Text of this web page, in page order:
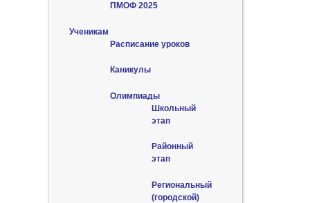
ПМОФ 2025
Ученикам
Расписание уроков
Каникулы
Олимпиады
Школьный
этап
Районный
этап
Региональный
(городской)